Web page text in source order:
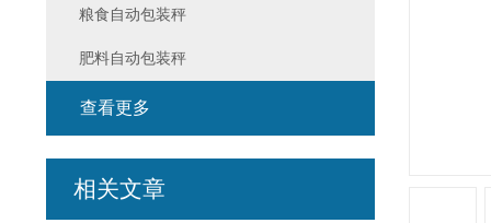
粮食自动包装秤
肥料自动包装秤
查看更多
相关文章